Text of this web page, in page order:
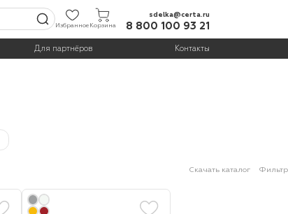
ИзбранноеКорзина
sdelka@certa.ru
8 800 100 93 21
Для партнёров Контакты
Скачать каталог Фильтр